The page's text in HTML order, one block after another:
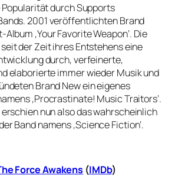
durch Supports
2001 veröffentlichten Brand
‚Your Favorite Weapon‘. Die
der Zeit ihres Entstehens eine
durch, verfeinerte,
elaborierte immer wieder Musik und
Brand New ein eigenes
‚Procrastinate! Music Traitors‘.
erschien nun also das wahrscheinlich
Band namens ‚Science Fiction‘.
Force Awakens (IMDb)